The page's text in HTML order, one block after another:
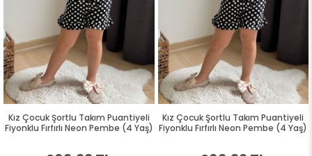
Kız Çocuk Şortlu Takım Puantiyeli
Fiyonklu Fırfırlı Neon Pembe (4 Yaş)
Kız Çocuk Şortlu Takım Puantiyeli
Fiyonklu Fırfırlı Neon Pembe (4 Yaş)